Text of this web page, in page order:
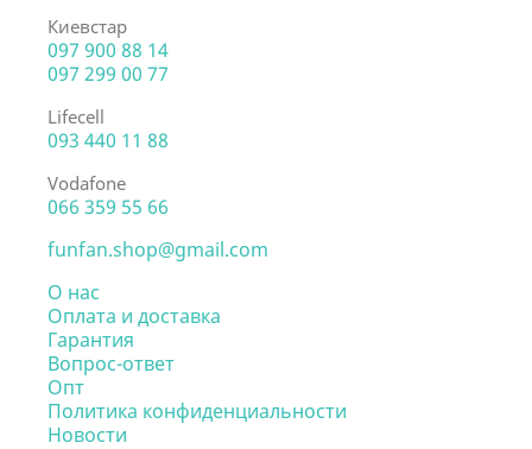
Киевстар
097 900 88 14
097 299 00 77
Lifecell
093 440 11 88
Vodafone
066 359 55 66
funfan.shop@gmail.com
О нас
Оплата и доставка
Гарантия
Вопрос-ответ
Опт
Политика конфиденциальности
Новости